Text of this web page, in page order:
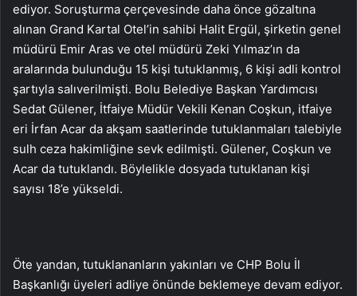
ediyor. Soruşturma çerçevesinde daha önce gözaltına
alınan Grand Kartal Otel’in sahibi Halit Ergül, şirketin genel
müdürü Emir Aras ve otel müdürü Zeki Yılmaz’ın da
aralarında bulunduğu 15 kişi tutuklanmış, 6 kişi adli kontrol
şartıyla salıverilmişti. Bolu Belediye Başkan Yardımcısı
Sedat Gülener, İtfaiye Müdür Vekili Kenan Coşkun, itfaiye
eri İrfan Acar da akşam saatlerinde tutuklanmaları talebiyle
sulh ceza hakimliğine sevk edilmişti. Gülener, Coşkun ve
Acar da tutuklandı. Böylelikle dosyada tutuklanan kişi
sayısı 18’e yükseldi.
Öte yandan, tutuklananların yakınları ve CHP Bolu İl
Başkanlığı üyeleri adliye önünde beklemeye devam ediyor.